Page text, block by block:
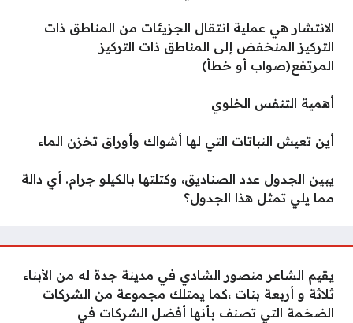
الانتشار هي عملية انتقال الجزيئات من المناطق ذات
التركيز المنخفض إلى المناطق ذات التركيز
المرتفع(صواب أو خطأ)
أهمية التنفس الخلوي
أين تعيش النباتات التي لها أشواك وأوراق تخزن الماء
يبين الجدول عدد الصناديق، وكتلتها بالكيلو جرام. أي دالة
مما يلي تمثل هذا الجدول؟
يقيم الشاعر منصور الشادي في مدينة جدة له من الأبناء
ثلاثة و أربعة بنات ،كما يمتلك مجموعة من الشركات
الضخمة التي تصنف بأنها أفضل الشركات في